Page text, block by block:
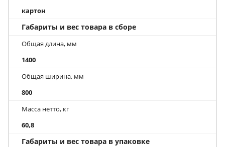
картон
Габариты и вес товара в сборе
Общая длина, мм
1400
Общая ширина, мм
800
Масса нетто, кг
60,8
Габариты и вес товара в упаковке